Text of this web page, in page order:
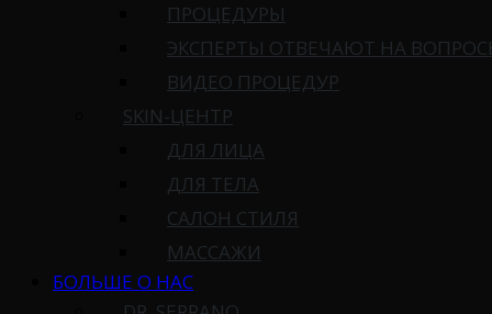
ПРОЦЕДУРЫ
ЭКСПЕРТЫ ОТВЕЧАЮТ НА
ВИДЕО ПРОЦЕДУР
SKIN-ЦЕНТР
ДЛЯ ЛИЦА
ДЛЯ ТЕЛА
САЛОН СТИЛЯ
МАССАЖИ
БОЛЬШЕ О НАС